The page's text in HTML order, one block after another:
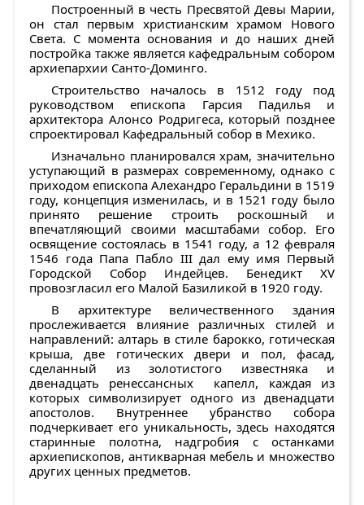
Построенный в честь Пресвятой Девы Марии,
он стал первым христианским храмом Нового
Света. С момента основания и до наших дней
постройка также является кафедральным собором
архиепархии Санто-Доминго.
Строительство началось в 1512 году под
руководством епископа Гарсия Падилья и
архитектора Алонсо Родригеса, который позднее
спроектировал Кафедральный собор в Мехико.
Изначально планировался храм, значительно
уступающий в размерах современному, однако с
приходом епископа Алехандро Геральдини в 1519
году, концепция изменилась, и в 1521 году было
принято решение строить роскошный и
впечатляющий своими масштабами собор. Его
освящение состоялась в 1541 году, а 12 февраля
1546 года Папа Пабло III дал ему имя Первый
Городской Собор Индейцев. Бенедикт XV
провозгласил его Малой Базиликой в 1920 году.
В архитектуре величественного здания
прослеживается влияние различных стилей и
направлений: алтарь в стиле барокко, готическая
крыша, две готических двери и пол, фасад,
сделанный из золотистого известняка и
двенадцать ренессансных капелл, каждая из
которых символизирует одного из двенадцати
апостолов. Внутреннее убранство собора
подчеркивает его уникальность, здесь находятся
старинные полотна, надгробия с останками
архиепископов, антикварная мебель и множество
других ценных предметов.